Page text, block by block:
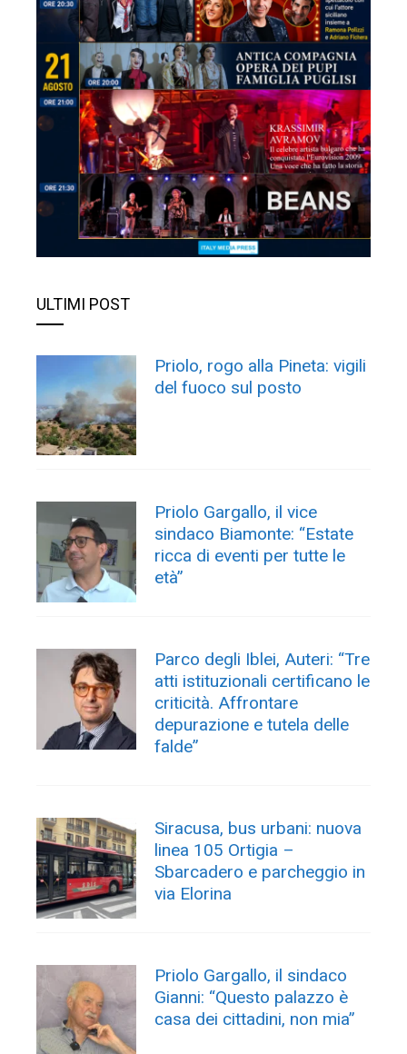
ULTIMI POST
Priolo, rogo alla Pineta: vigili
del fuoco sul posto
Priolo Gargallo, il vice
sindaco Biamonte: “Estate
ricca di eventi per tutte le
età”
Parco degli Iblei, Auteri: “Tre
atti istituzionali certificano le
criticità. Affrontare
depurazione e tutela delle
falde”
Siracusa, bus urbani: nuova
linea 105 Ortigia –
Sbarcadero e parcheggio in
via Elorina
Priolo Gargallo, il sindaco
Gianni: “Questo palazzo è
casa dei cittadini, non mia”